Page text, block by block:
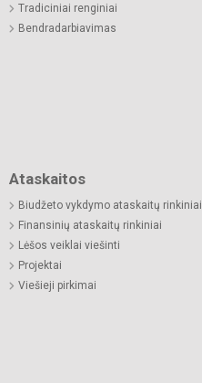
Tradiciniai renginiai
Bendradarbiavimas
Ataskaitos
Biudžeto vykdymo ataskaitų rinkiniai
Finansinių ataskaitų rinkiniai
Lėšos veiklai viešinti
Projektai
Viešieji pirkimai